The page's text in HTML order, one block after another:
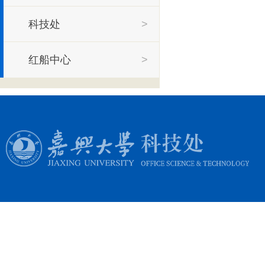
科技处 >
红船中心 >